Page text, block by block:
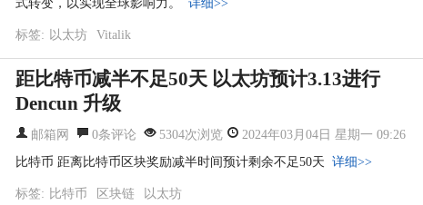
式转变，以实现全球影响力。
详细>>
标签: 以太坊 Vitalik
距比特币减半不足50天 以太坊预计3.13进行
Dencun 升级
邮箱网 0条评论 5304次浏览
2024年03月04日 星期一 09:26
比特币 距离比特币区块奖励减半时间预计剩余不足50天
详细>>
标签: 比特币 区块链 以太坊